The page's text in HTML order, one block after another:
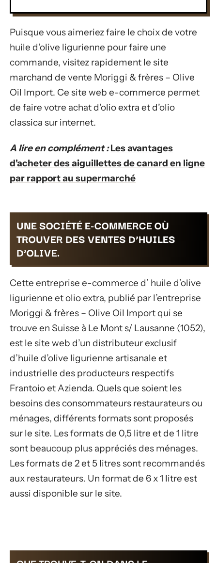
Puisque vous aimeriez faire le choix de votre
huile d’olive ligurienne pour faire une
commande, visitez rapidement le site
marchand de vente Moriggi & frères – Olive
Oil Import. Ce site web e-commerce permet
de faire votre achat d’olio extra et d’olio
classica sur internet.
A lire en complément : Les avantages
d'acheter des aiguillettes de canard en ligne
par rapport au supermarché
UNE SOCIÉTÉ E-COMMERCE OÙ
TROUVER DES VENTES D’HUILES
D’OLIVE.
Cette entreprise e-commerce d’ huile d’olive
ligurienne et olio extra, publié par l’entreprise
Moriggi & frères – Olive Oil Import qui se
trouve en Suisse à Le Mont s/ Lausanne (1052),
est le site web d’un distributeur exclusif
d’huile d’olive ligurienne artisanale et
industrielle des producteurs respectifs
Frantoio et Azienda. Quels que soient les
besoins des consommateurs restaurateurs ou
ménages, différents formats sont proposés
sur le site. Les formats de 0,5 litre et de 1 litre
sont beaucoup plus appréciés des ménages.
Les formats de 2 et 5 litres sont recommandés
aux restaurateurs. Un format de 6 x 1 litre est
aussi disponible sur le site.